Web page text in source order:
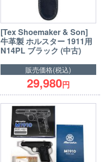
[Tex Shoemaker & Son]
牛革製 ホルスター 1911用
N14PL ブラック (中古)
販売価格(税込)
29,980円